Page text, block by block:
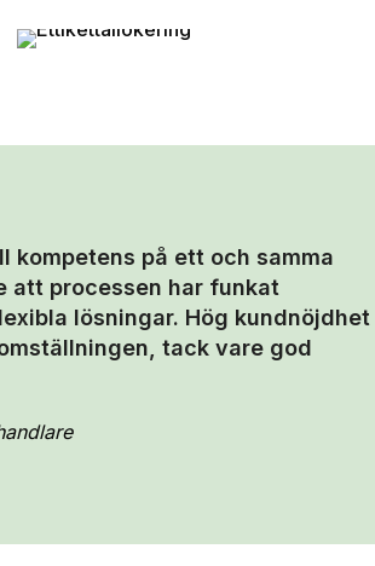
kompetens på ett och samma
att processen har funkat
lösningar. Hög kundnöjdhet
tack vare god